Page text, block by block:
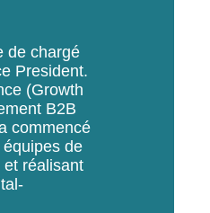
de chargé
President.
(Growth
B2B
commencé
de
réalisant